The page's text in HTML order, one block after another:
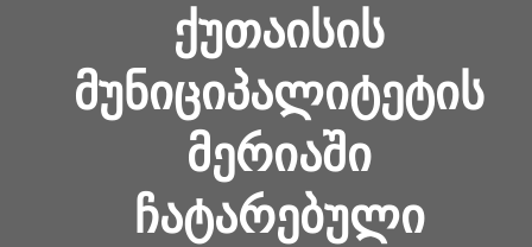
ᲥᲣᲗᲐᲘᲡᲘᲡ
ᲛᲣᲜᲘᲪᲘᲞᲐᲚᲘᲢᲔᲢᲘᲡ
ᲛᲔᲠᲘᲐᲨᲘ
ᲩᲐᲢᲐᲠᲔᲑᲣᲚᲘ